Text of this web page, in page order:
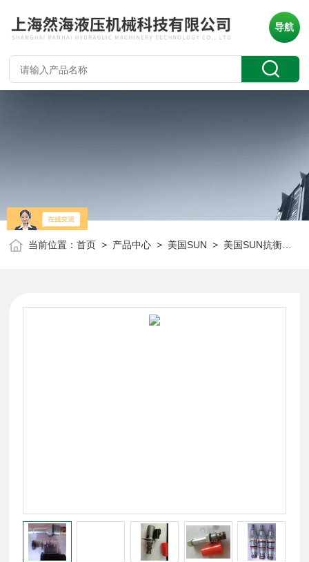
导航
当前位置：首页 > 产品中心 > 美国SUN > 美国SUN抗衡阀